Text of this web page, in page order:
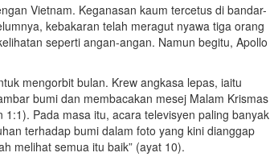
Vietnam. Keganasan kaum tercetus di bandar-
kebakaran telah meragut nyawa tiga orang
seperti angan-angan. Namun begitu, Apollo
mengorbit bulan. Krew angkasa lepas, iaitu
bumi dan membacakan mesej Malam Krismas
Pada masa itu, acara televisyen paling banyak
terhadap bumi dalam foto yang kini dianggap
melihat semua itu baik” (ayat 10).